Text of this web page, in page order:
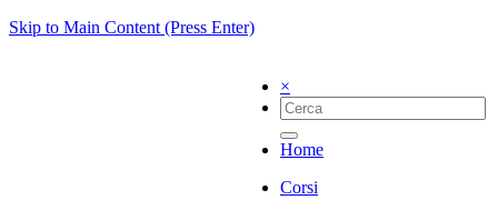
Skip to Main Content (Press Enter)
×
Home
Corsi